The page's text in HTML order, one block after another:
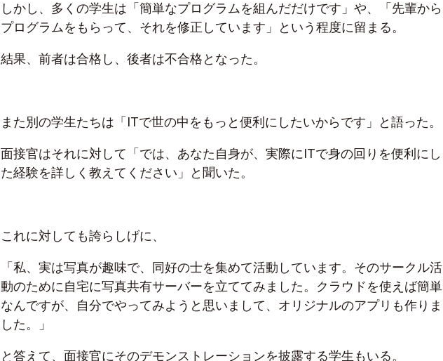
しかし、多くの学生は「簡単なプログラムを組んだだけです」や、「先輩から
プログラムをもらって、それを修正しています」という程度に留まる。
結果、前者は合格し、後者は不合格となった。
また別の学生たちは「ITで世の中をもっと便利にしたいからです」と語った。
面接官はそれに対して「では、あなた自身が、実際にITで身の回りを便利にし
た経験を詳しく教えてください」と聞いた。
これに対しても誇らしげに、
「私、実は写真が趣味で、同好の士を集めて活動しています。そのサークル活
動のために自宅に写真共有サーバーを立ててみました。クラウドを使えば簡単
なんですが、自分でやってみようと思いまして、オリジナルのアプリも作りま
した。」
と答えて、面接官にそのデモンストレーションを披露する学生もいる。